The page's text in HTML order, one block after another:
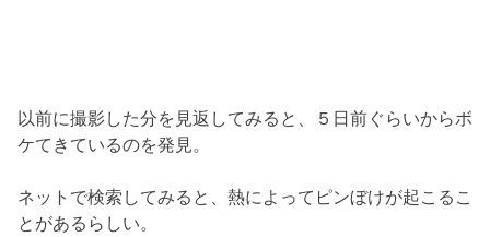
以前に撮影した分を見返してみると、５日前ぐらいからボ
ケてきているのを発見。
ネットで検索してみると、熱によってピンぼけが起こるこ
とがあるらしい。